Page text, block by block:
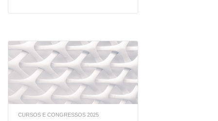
CURSOS E CONGRESSOS 2025